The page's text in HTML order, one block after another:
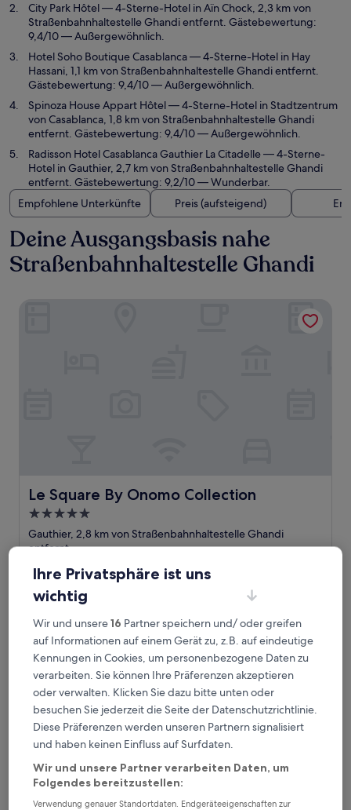
City Park Hôtel— 4-Sterne-Hotel in Aïn Chock, 2,3 km von
Straßenbahnhaltestelle Ghandi entfernt. Gästebewertung:
9,4/10 — Außergewöhnlich.
Hotel Soho Boutique Casablanca— 4-Sterne-Hotel in Hay
Hassani, 1,1 km von Straßenbahnhaltestelle Ghandi entfernt.
Gästebewertung: 9,4/10 — Außergewöhnlich.
Spinoza House Appart Hôtel— 4-Sterne-Hotel in Stadtzentrum
von Casablanca, 1,8 km von Straßenbahnhaltestelle Ghandi
entfernt. Gästebewertung: 9,4/10 — Außergewöhnlich.
Radisson Hotel Casablanca Gauthier La Citadelle— 4-Sterne-
Hotel in Gauthier, 2,7 km von Straßenbahnhaltestelle Ghandi
entfernt. Gästebewertung: 9,2/10 — Wunderbar.
Empfohlene Unterkünfte
Preis (aufsteigend)
Deine Ausgangsbasis nahe
Straßenbahnhaltestelle Ghandi
Le Square By Onomo Collection
Le Square By Onomo Collection
5.0-
Sterne-
Unterkunft
Gauthier, 2,8 km von Straßenbahnhaltestelle Ghandi
entfernt
von
10,
Außergewöhnlich,
(40
Bewertungen)
9,4/10 Außergewöhnlich (40 Bewertungen)
beträgt
114 €
14. Aug.–15. Aug.
City Park Hôtel
Ihre Privatsphäre ist uns
wichtig
Wir und unsere16 Partner speichern und/ oder greifen
auf Informationen auf einem Gerät zu, z.B. auf eindeutige
Kennungen in Cookies, um personenbezogene Daten zu
verarbeiten. Sie können Ihre Präferenzen akzeptieren
oder verwalten. Klicken Sie dazu bitte unten oder
besuchen Sie jederzeit die Seite der Datenschutzrichtlinie.
Diese Präferenzen werden unseren Partnern signalisiert
und haben keinen Einfluss auf Surfdaten.
Wir und unsere Partner verarbeiten Daten, um
Folgendes bereitzustellen:
Verwendung genauer Standortdaten. Endgeräteeigenschaften zur